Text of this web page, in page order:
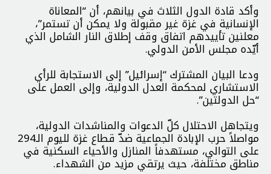
وأكد قادة الدول الثلاث في بيانهم، أن “المعاناة
الإنسانية في غزة غير مقبولة ولا يمكن أن تستمر”،
معلنين تأييدهم اتفاق وقف إطلاق النار الشامل الذي
أيّده مجلس الأمن الدولي.
ودعا البيان المشترك “إسرائيل” إلى الاستجابة للرأي
الاستشاري لمحكمة العدل الدولية، وإلى العمل على
“حل الدولتين”.
ويتجاهل الاحتلال كلّ الدعوات والمناشدات الدولية،
مواصلاً حرب الإبادة الجماعية ضدّ قطاع غزة لليوم الـ294
على التوالي، مستهدفاً المنازل والأحياء السكنية في
مناطق مختلفة، حيث يرتقي مزيد من الشهداء.